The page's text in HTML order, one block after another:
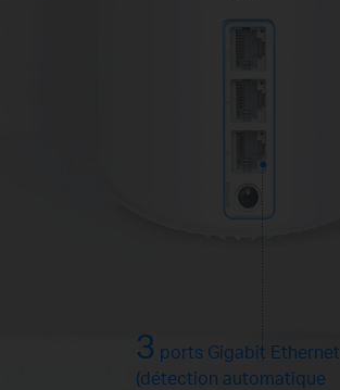
3 ports Gigabit Ethernet
(détection automatique